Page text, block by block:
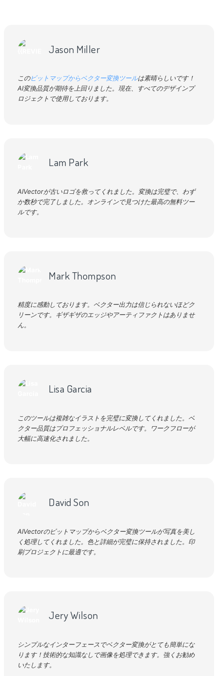
Jason Miller
このビットマップからベクター変換ツールは素晴らしいです！
AI変換品質が期待を上回りました。現在、すべてのデザインプ
ロジェクトで使用しております。
Lam Park
AIVectorが古いロゴを救ってくれました。変換は完璧で、わず
か数秒で完了しました。オンラインで見つけた最高の無料ツー
ルです。
Mark Thompson
精度に感動しております。ベクター出力は信じられないほどク
リーンです。ギザギザのエッジやアーティファクトはありませ
ん。
Lisa Garcia
このツールは複雑なイラストを完璧に変換してくれました。ベ
クター品質はプロフェッショナルレベルです。ワークフローが
大幅に高速化されました。
David Son
AIVectorのビットマップからベクター変換ツールが写真を美し
く処理してくれました。色と詳細が完璧に保持されました。印
刷プロジェクトに最適です。
Jery Wilson
シンプルなインターフェースでベクター変換がとても簡単にな
ります！技術的な知識なしで画像を処理できます。強くお勧め
いたします。